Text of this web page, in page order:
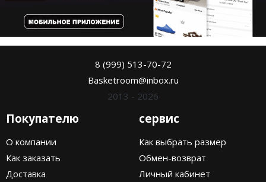
8 (999) 513-70-72
Basketroom@inbox.ru
2013 - 2026
Покупателю
О компании
Как заказать
Доставка
сервис
Как выбрать размер
Обмен-возврат
Личный кабинет